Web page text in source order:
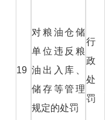
19
对粮油仓储
单位违反粮
油出入库、
储存等管理
规定的处罚
行
政
处
罚